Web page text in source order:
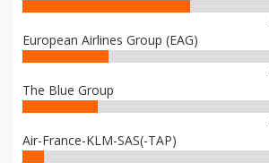
European Airlines Group (EAG)
The Blue Group
Air-France-KLM-SAS(-TAP)